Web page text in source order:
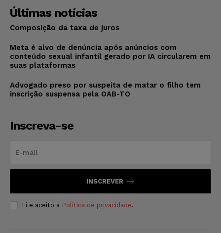
Últimas notícias
Composição da taxa de juros
Meta é alvo de denúncia após anúncios com
conteúdo sexual infantil gerado por IA circularem em
suas plataformas
Advogado preso por suspeita de matar o filho tem
inscrição suspensa pela OAB-TO
Inscreva-se
INSCREVER
Li e aceito a Política de privacidade.